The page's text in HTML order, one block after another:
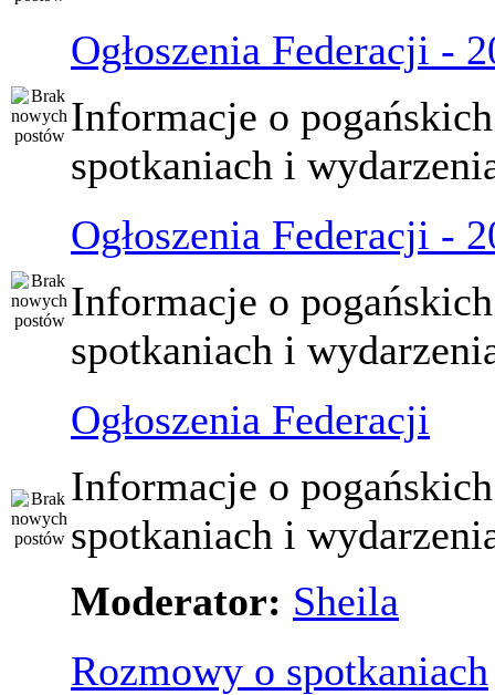
Ogłoszenia Federacji -
Informacje o pogańskich
spotkaniach i
Ogłoszenia Federacji -
Informacje o pogańskich
spotkaniach i
Ogłoszenia Federacji
Informacje o pogańskich
spotkaniach i
Moderator: Sheila
Rozmowy o spotkaniach